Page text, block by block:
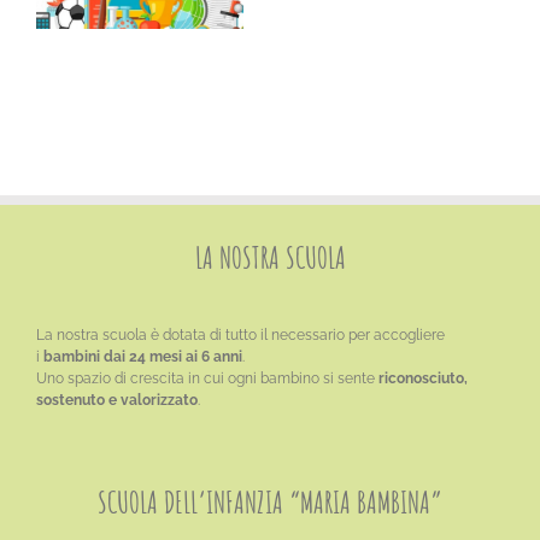
LA NOSTRA SCUOLA
La nostra scuola è dotata di tutto il necessario per accogliere
i bambini dai 24 mesi ai 6 anni.
Uno spazio di crescita in cui ogni bambino si sente riconosciuto,
sostenuto e valorizzato.
SCUOLA DELL’INFANZIA “MARIA BAMBINA”